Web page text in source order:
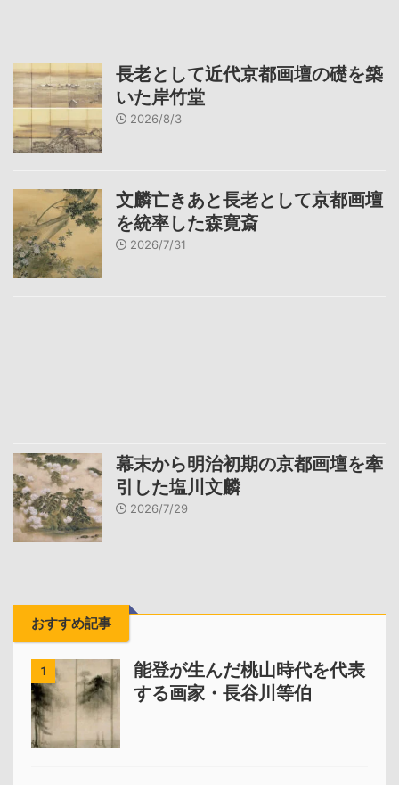
長老として近代京都画壇の礎を築
いた岸竹堂
2026/8/3
文麟亡きあと長老として京都画壇
を統率した森寛斎
2026/7/31
幕末から明治初期の京都画壇を牽
引した塩川文麟
2026/7/29
おすすめ記事
1
能登が生んだ桃山時代を代表
する画家・長谷川等伯